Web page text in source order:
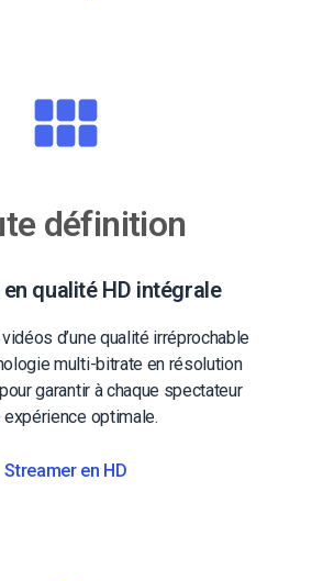
définition
qualité HD intégrale
d’une qualité irréprochable
multi-bitrate en résolution
garantir à chaque spectateur
expérience optimale.
Streamer en HD